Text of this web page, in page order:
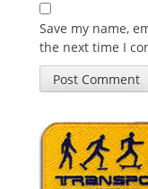
Save my name,
the next time I